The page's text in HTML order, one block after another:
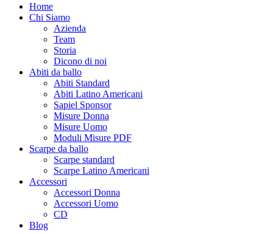
Home
Chi Siamo
Azienda
Team
Storia
Dicono di noi
Abiti da ballo
Abiti Standard
Abiti Latino Americani
Sapiel Sponsor
Misure Donna
Misure Uomo
Moduli Misure PDF
Scarpe da ballo
Scarpe standard
Scarpe Latino Americani
Accessori
Accessori Donna
Accessori Uomo
CD
Blog